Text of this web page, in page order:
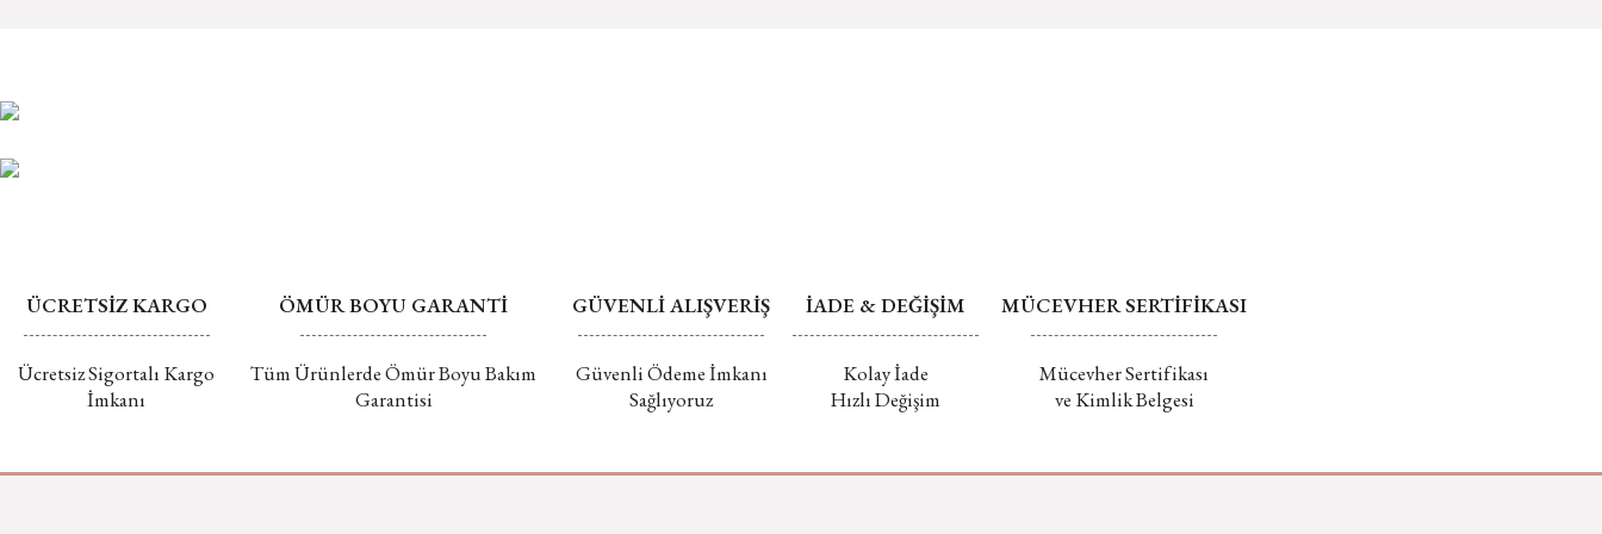
ÜCRETSİZ KARGO
Ücretsiz Sigortalı Kargo
İmkanı
ÖMÜR BOYU GARANTİ
Tüm Ürünlerde Ömür Boyu Bakım
Garantisi
GÜVENLİ ALIŞVERİŞ
Güvenli Ödeme İmkanı
Sağlıyoruz
İADE & DEĞİŞİM
Kolay İade
Hızlı Değişim
MÜCEVHER SERTİFİKASI
Mücevher Sertifikası
ve Kimlik Belgesi